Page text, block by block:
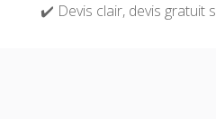
✔️ Devis clair, devis gratuit